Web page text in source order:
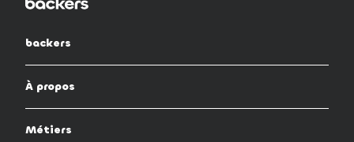
backers
À propos
Métiers